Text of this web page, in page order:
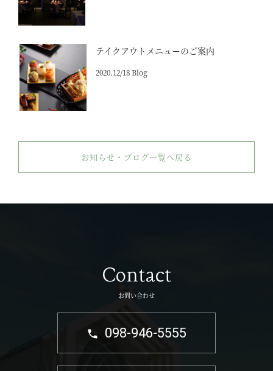
テイクアウトメニューのご案内
2020.12/18 Blog
お知らせ・ブログ一覧へ戻る
Contact
お問い合わせ
098-946-5555